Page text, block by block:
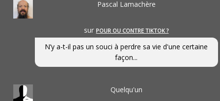
Pascal Lamachère
sur POUR OU CONTRE TIKTOK ?
N’y a-t-il pas un souci à perdre sa vie d'une certaine
façon...
Quelqu'un